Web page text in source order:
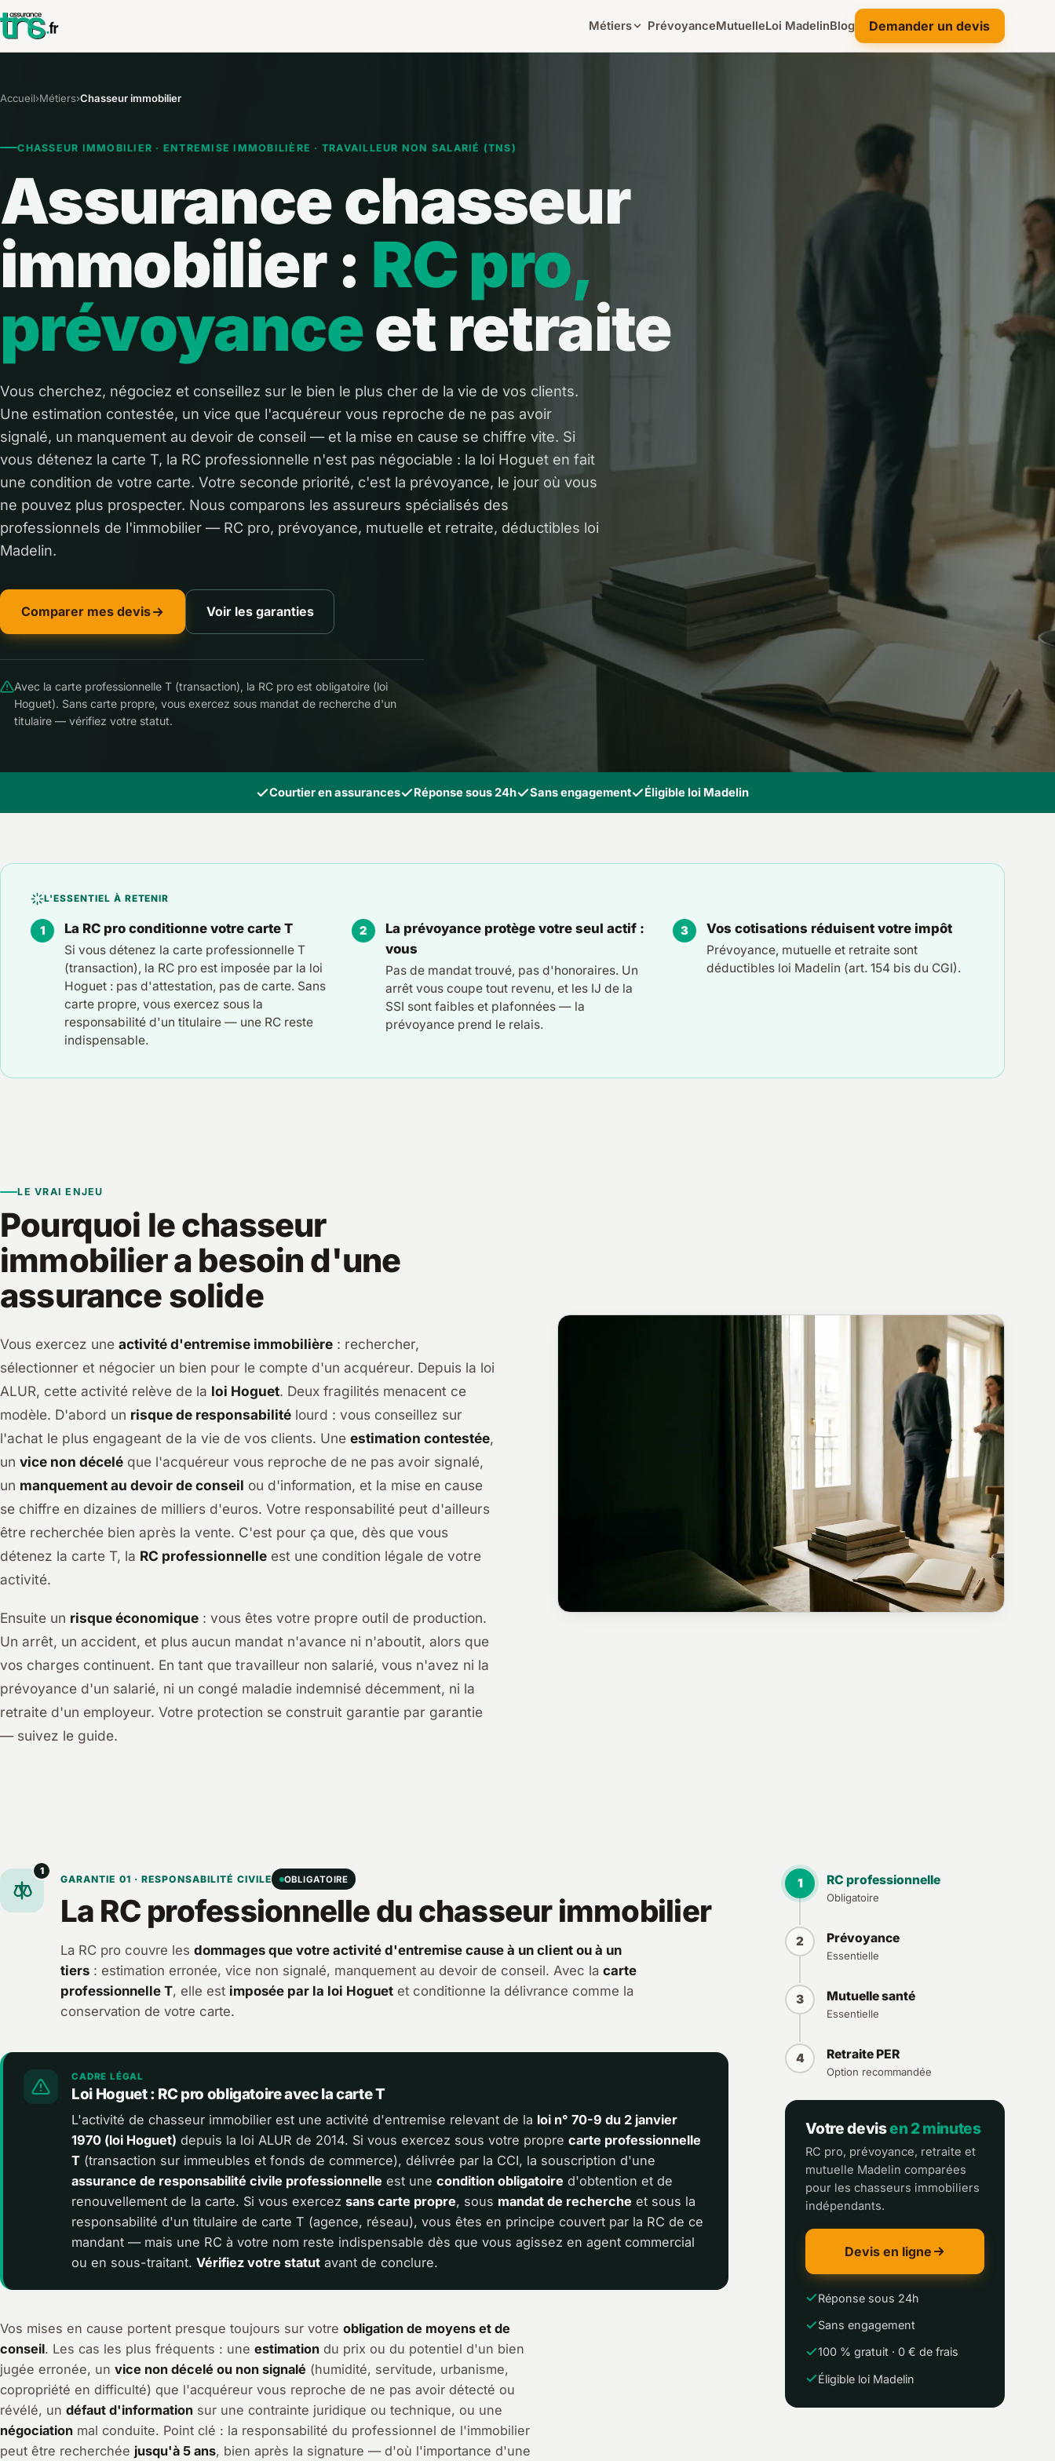
Métiers PrévoyanceMutuelleLoi MadelinBlog Demander un devis
Accueil›Métiers›Chasseur immobilier
CHASSEUR IMMOBILIER · ENTREMISE IMMOBILIÈRE · TRAVAILLEUR NON SALARIÉ (TNS)
Assurance chasseur
immobilier : RC pro,
prévoyanceet retraite
Vous cherchez, négociez et conseillez sur le bien le plus cher de la vie de vos clients.
Une estimation contestée, un vice que l'acquéreur vous reproche de ne pas avoir
signalé, un manquement au devoir de conseil — et la mise en cause se chiffre vite. Si
vous détenez la carte T, la RC professionnelle n'est pas négociable : la loi Hoguet en fait
une condition de votre carte. Votre seconde priorité, c'est la prévoyance, le jour où vous
ne pouvez plus prospecter. Nous comparons les assureurs spécialisés des
professionnels de l'immobilier — RC pro, prévoyance, mutuelle et retraite, déductibles loi
Madelin.
Comparer mes devis Voir les garanties
Avec la carte professionnelle T (transaction), la RC pro est obligatoire (loi
Hoguet). Sans carte propre, vous exercez sous mandat de recherche d'un
titulaire — vérifiez votre statut.
Courtier en assurances Réponse sous 24h Sans engagement Éligible loi Madelin
L'ESSENTIEL À RETENIR
La RC pro conditionne votre carte T
Si vous détenez la carte professionnelle T
(transaction), la RC pro est imposée par la loi
Hoguet : pas d'attestation, pas de carte. Sans
carte propre, vous exercez sous la
responsabilité d'un titulaire — une RC reste
indispensable.
La prévoyance protège votre seul actif :
vous
Pas de mandat trouvé, pas d'honoraires. Un
arrêt vous coupe tout revenu, et les IJ de la
SSI sont faibles et plafonnées — la
prévoyance prend le relais.
Vos cotisations réduisent votre impôt
Prévoyance, mutuelle et retraite sont
déductibles loi Madelin (art. 154 bis du CGI).
LE VRAI ENJEU
Pourquoi le chasseur
immobilier a besoin d'une
assurance solide
Vous exercez une activité d'entremise immobilière : rechercher,
sélectionner et négocier un bien pour le compte d'un acquéreur. Depuis la loi
ALUR, cette activité relève de la loi Hoguet. Deux fragilités menacent ce
modèle. D'abord un risque de responsabilité lourd : vous conseillez sur
l'achat le plus engageant de la vie de vos clients. Une estimation contestée,
un vice non décelé que l'acquéreur vous reproche de ne pas avoir signalé,
un manquement au devoir de conseil ou d'information, et la mise en cause
se chiffre en dizaines de milliers d'euros. Votre responsabilité peut d'ailleurs
être recherchée bien après la vente. C'est pour ça que, dès que vous
détenez la carte T, la RC professionnelle est une condition légale de votre
activité.
Ensuite un risque économique : vous êtes votre propre outil de production.
Un arrêt, un accident, et plus aucun mandat n'avance ni n'aboutit, alors que
vos charges continuent. En tant que travailleur non salarié, vous n'avez ni la
prévoyance d'un salarié, ni un congé maladie indemnisé décemment, ni la
retraite d'un employeur. Votre protection se construit garantie par garantie
— suivez le guide.
1
GARANTIE 01 · RESPONSABILITÉ CIVILE OBLIGATOIRE
La RC professionnelle du chasseur immobilier
La RC pro couvre les dommages que votre activité d'entremise cause à un client ou à un
tiers: estimation erronée, vice non signalé, manquement au devoir de conseil. Avec la carte
professionnelle T, elle est imposée par la loi Hoguetet conditionne la délivrance comme la
conservation de votre carte.
CADRE LÉGAL
Loi Hoguet : RC pro obligatoire avec la carte T
L'activité de chasseur immobilier est une activité d'entremise relevant de la loi n° 70-9 du 2 janvier
1970 (loi Hoguet) depuis la loi ALUR de 2014. Si vous exercez sous votre proprecarte professionnelle
T (transaction sur immeubles et fonds de commerce), délivrée par la CCI, la souscription d'une
assurance de responsabilité civile professionnelle est unecondition obligatoire d'obtention et de
renouvellement de la carte. Si vous exercezsans carte propre, sous mandat de recherche et sous la
responsabilité d'un titulaire de carte T (agence, réseau), vous êtes en principe couvert par la RC de ce
mandant — mais une RC à votre nom reste indispensable dès que vous agissez en agent commercial
ou en sous-traitant.Vérifiez votre statut avant de conclure.
Vos mises en cause portent presque toujours sur votre obligation de moyens et de
conseil. Les cas les plus fréquents : une estimation du prix ou du potentiel d'un bien
jugée erronée, un vice non décelé ou non signalé (humidité, servitude, urbanisme,
copropriété en difficulté) que l'acquéreur vous reproche de ne pas avoir détecté ou
révélé, un défaut d'information sur une contrainte juridique ou technique, ou une
négociation mal conduite. Point clé : la responsabilité du professionnel de l'immobilier
peut être recherchée jusqu'à 5 ans, bien après la signature — d'où l'importance d'une
1 RC professionnelle
Obligatoire
2 Prévoyance
Essentielle
3 Mutuelle santé
Essentielle
4 Retraite PER
Option recommandée
Votre devisen 2 minutes
RC pro, prévoyance, retraite et
mutuelle Madelin comparées
pour les chasseurs immobiliers
indépendants.
Devis en ligne
Réponse sous 24h
Sans engagement
100 % gratuit · 0 € de frais
Éligible loi Madelin